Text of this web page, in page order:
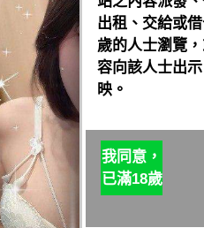
出租、交給或
歲的人士瀏覽
容向該人士出
映。
我同意，
已滿18歲